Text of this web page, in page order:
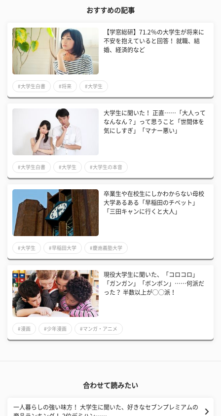
おすすめの記事
【学窓総研】71.2％の大学生が将来に
不安を抱えていると回答！ 就職、結
婚、経済的など
#大学生白書 #将来 #大学生
大学生に聞いた！ 正直……「大人って
なんなん？」って思うこと「世間体を
気にしすぎ」「マナー悪い」
#大学生白書 #大学生 #大学生の本音
卒業生や在校生にしかわからない母校
大学あるある「早稲田のチベット」
「三田キャンに行くと大人」
#大学生 #早稲田大学 #慶應義塾大学
現役大学生に聞いた、「コロコロ」
「ガンガン」「ボンボン」……何派だ
った？ 半数以上が◯◯派！
#漫画 #少年漫画 #マンガ・アニメ
合わせて読みたい
一人暮らしの強い味方！ 大学生に聞いた、好きなセブンプレミアムの